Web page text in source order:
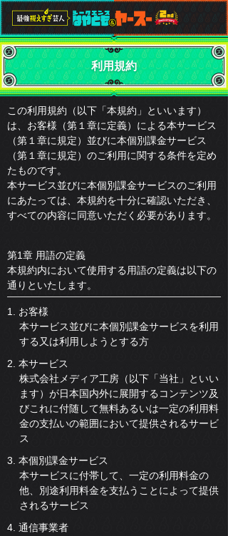
利用規約
この利用規約（以下「本規約」といいます）
は、お客様（第１章に定義）による本サービス
（第１章に規定）並びに本個別課金サービス
（第１章に規定）のご利用に関する条件を定め
たものです。
本サービス並びに本個別課金サービスのご利用
にあたっては、本規約を十分に確認いただき、
すべての内容に同意いただく必要があります。
第1章 用語の定義
本規約内において使用する用語の定義は以下の
通りといたします。
1. お客様
本サービス並びに本個別課金サービスを利用
する又は利用しようとする方
2. 本サービス
株式会社メディア工房（以下「当社」といい
ます）が日本国内外に展開するコンテンツ及
びこれに付随して無料あるいは一定の利用料
金の支払いの範囲において提供されるサービ
ス
3. 本個別課金サービス
本サービスに付帯して、一定の利用料金の
他、別途利用料金を支払うことによって提供
されるサービス
4. 通信事業者